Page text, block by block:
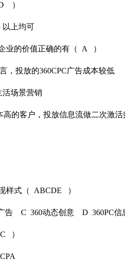
）
上均可
业的价值正确的有（ A ）
，投放的360CPC广告成本较低
活场景营销
高的客户，投放信息流做二次激
样式（ ABCDE ）
告 C 360动态创意 D 360PC信
）